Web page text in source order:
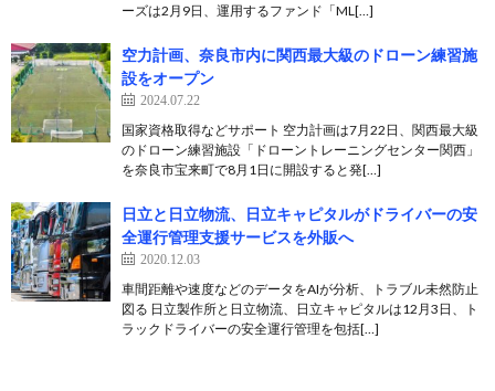
ーズは2月9日、運用するファンド「ML[…]
空力計画、奈良市内に関西最大級のドローン練習施
設をオープン
2024.07.22
国家資格取得などサポート 空力計画は7月22日、関西最大級
のドローン練習施設「ドローントレーニングセンター関西」
を奈良市宝来町で8月1日に開設すると発[…]
日立と日立物流、日立キャピタルがドライバーの安
全運行管理支援サービスを外販へ
2020.12.03
車間距離や速度などのデータをAIが分析、トラブル未然防止
図る 日立製作所と日立物流、日立キャピタルは12月3日、ト
ラックドライバーの安全運行管理を包括[…]